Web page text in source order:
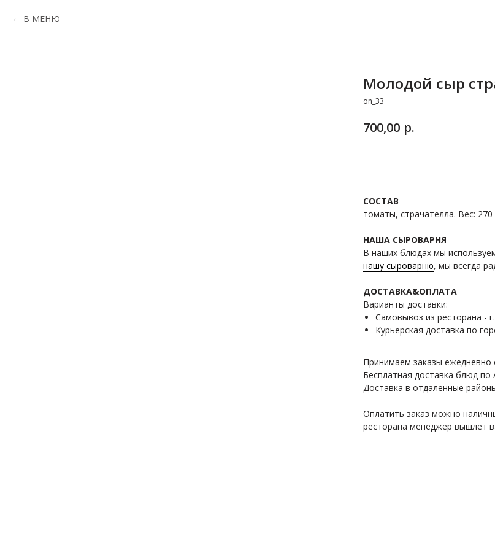
В МЕНЮ
Молодой сыр
on_33
700,00 р.
СОСТАВ
томаты, страчателла. Вес: 270
НАША СЫРОВАРНЯ
В наших блюдах мы
нашу сыроварню, мы всегда
ДОСТАВКА&ОПЛАТА
Варианты доставки:
Самовывоз из ресторана -
Курьерская доставка по
Принимаем заказы ежедневно
Бесплатная доставка блюд по
Доставка в отдаленные
Оплатить заказ можно
ресторана менеджер вышлет